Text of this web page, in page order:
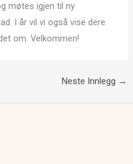
møtes igjen til ny
I år vil vi også vise dere
om. Velkommen!
Neste Innlegg →